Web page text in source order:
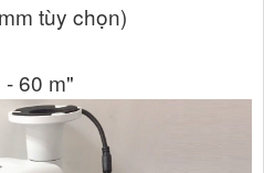
tùy chọn)
60 m"